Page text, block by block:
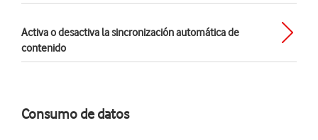
Activa o desactiva la sincronización automática de
contenido
Consumo de datos